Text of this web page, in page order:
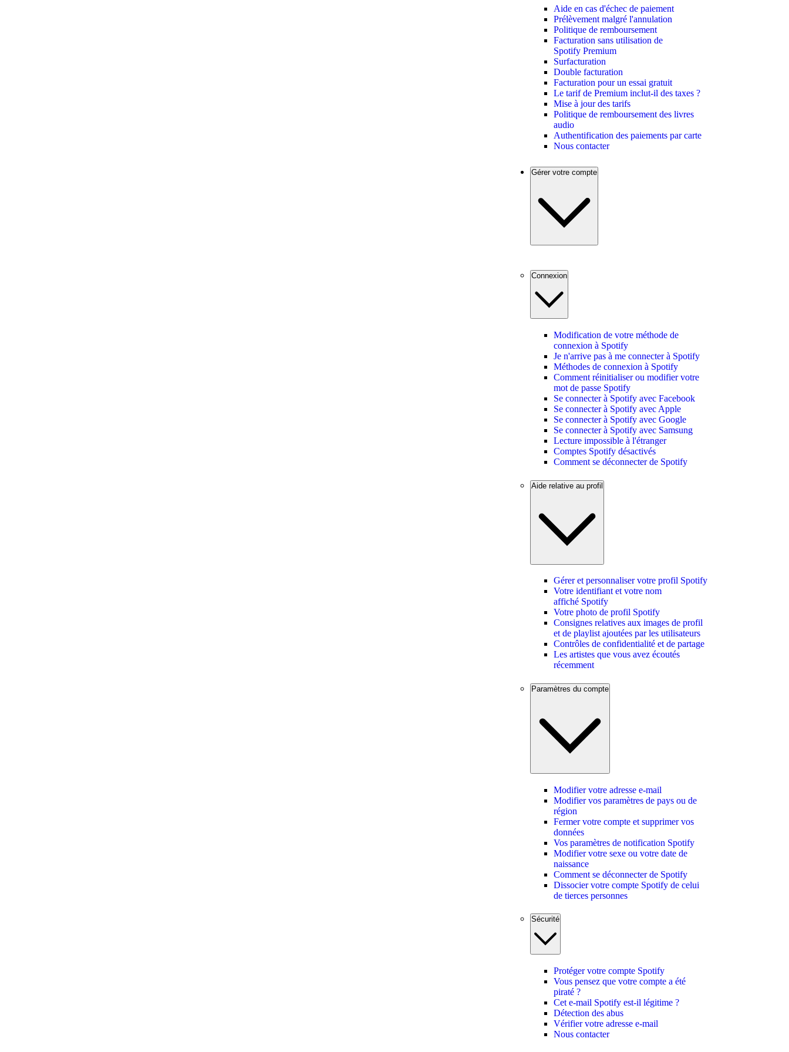
Aide en cas d'échec de paiement
Prélèvement malgré l'annulation
Politique de remboursement
Facturation sans utilisation de
Spotify Premium
Surfacturation
Double facturation
Facturation pour un essai gratuit
Le tarif de Premium inclut-il des taxes ?
Mise à jour des tarifs
Politique de remboursement des livres
audio
Authentification des paiements par carte
Nous contacter
Gérer votre compte
Connexion
Modification de votre méthode de
connexion à Spotify
Je n'arrive pas à me connecter à Spotify
Méthodes de connexion à Spotify
Comment réinitialiser ou modifier votre
mot de passe Spotify
Se connecter à Spotify avec Facebook
Se connecter à Spotify avec Apple
Se connecter à Spotify avec Google
Se connecter à Spotify avec Samsung
Lecture impossible à l'étranger
Comptes Spotify désactivés
Comment se déconnecter de Spotify
Aide relative au profil
Gérer et personnaliser votre profil Spotify
Votre identifiant et votre nom
affiché Spotify
Votre photo de profil Spotify
Consignes relatives aux images de profil
et de playlist ajoutées par les utilisateurs
Contrôles de confidentialité et de partage
Les artistes que vous avez écoutés
récemment
Paramètres du compte
Modifier votre adresse e-mail
Modifier vos paramètres de pays ou de
région
Fermer votre compte et supprimer vos
données
Vos paramètres de notification Spotify
Modifier votre sexe ou votre date de
naissance
Comment se déconnecter de Spotify
Dissocier votre compte Spotify de celui
de tierces personnes
Sécurité
Protéger votre compte Spotify
Vous pensez que votre compte a été
piraté ?
Cet e-mail Spotify est-il légitime ?
Détection des abus
Vérifier votre adresse e-mail
Nous contacter